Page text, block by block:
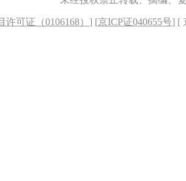
可证（0106168） ] [京ICP证040655号] [